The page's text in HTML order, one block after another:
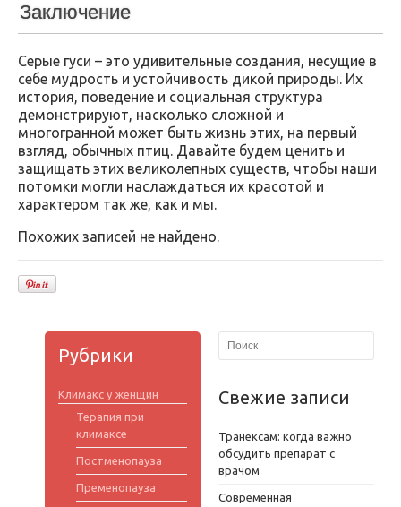
Заключение
Серые гуси – это удивительные создания, несущие в
себе мудрость и устойчивость дикой природы. Их
история, поведение и социальная структура
демонстрируют, насколько сложной и
многогранной может быть жизнь этих, на первый
взгляд, обычных птиц. Давайте будем ценить и
защищать этих великолепных существ, чтобы наши
потомки могли наслаждаться их красотой и
характером так же, как и мы.
Похожих записей не найдено.
Рубрики
Климакс у женщин
Терапия при
климаксе
Постменопауза
Пременопауза
Свежие записи
Транексам: когда важно
обсудить препарат с
врачом
Современная